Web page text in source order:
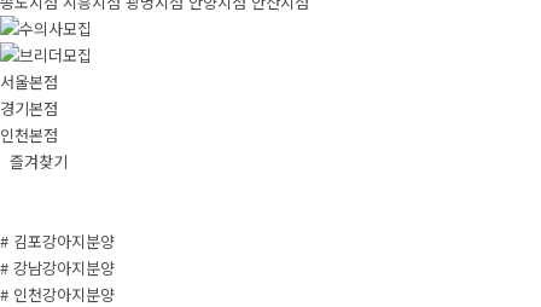
서울본점
경기본점
인천본점
즐겨찾기
# 김포강아지분양
# 강남강아지분양
# 인천강아지분양